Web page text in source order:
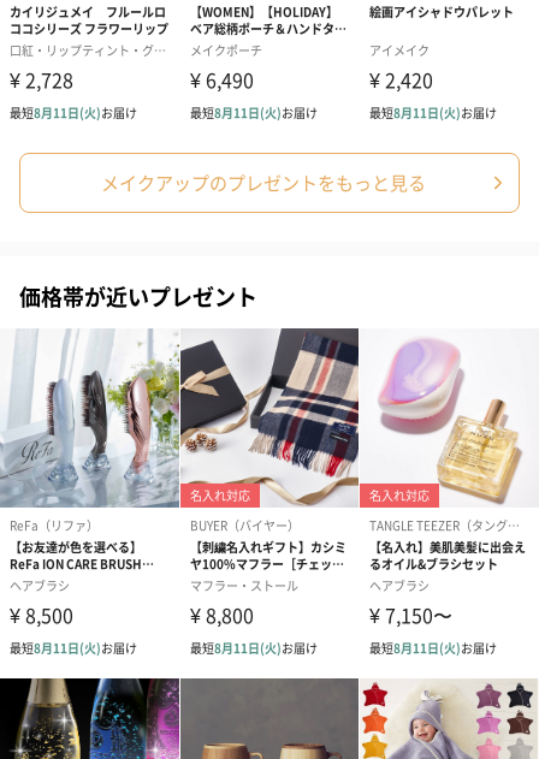
あり（280円）
メッセージカード（通常・写真・グリーティング）
誕生日や結婚祝い・出産祝いなど、様々なシーンのメッセージカ
ードを同梱します。
メッセージカードや封筒のデザインは一部変更する場合がありま
す。
写真付きメッセージカ
ード（680円）
写真付きメッセージカ
ード（Thank you）ピ
ンク（680円）
【誕生日】
Birthday ホワ
刷なし）（
メイクアップのプレゼントをもっと見る
価格帯が近いプレゼント